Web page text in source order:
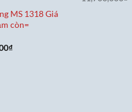
MS 1318 Giá
còn=
₫Giá